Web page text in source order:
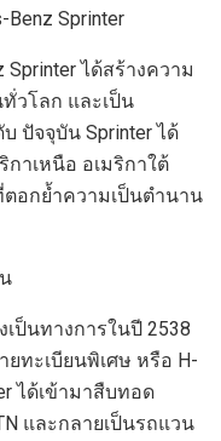
Benz Sprinter
Sprinterได้สร้างความ
วโลก และเป็น
บ ปัจจุบัน Sprinterได้
กาเหนือ อเมริกาใต้
อกย้ำความเป็นตำนาน
เป็นทางการในปี 2538
ยทะเบียนพิเศษ หรือ H-
ได้เข้ามาสืบทอด
และกลายเป็นรถแวน